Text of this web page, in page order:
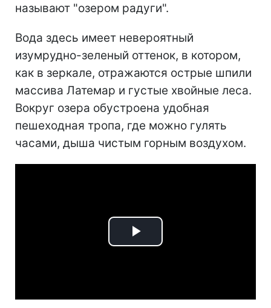
называют "озером радуги".
Вода здесь имеет невероятный
изумрудно-зеленый оттенок, в котором,
как в зеркале, отражаются острые шпили
массива Латемар и густые хвойные леса.
Вокруг озера обустроена удобная
пешеходная тропа, где можно гулять
часами, дыша чистым горным воздухом.
Play